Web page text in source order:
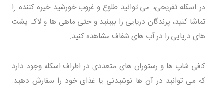
در اسکله تفریحی، می توانید طلوع و غروب خورشید خیره کننده را
تماشا کنید، پرندگان دریایی را ببینید و حتی ماهی ها و لاک پشت
های دریایی را در آب های شفاف مشاهده کنید.
کافی شاپ ها و رستوران های متعددی در اطراف اسکله وجود دارد
که می توانید در آن ها نوشیدنی یا غذای خود را سفارش دهید.